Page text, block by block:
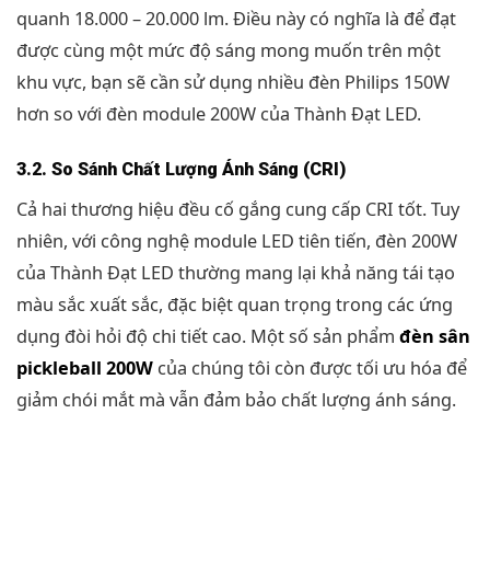
quanh 18.000 – 20.000 lm. Điều này có nghĩa là để đạt
được cùng một mức độ sáng mong muốn trên một
khu vực, bạn sẽ cần sử dụng nhiều đèn Philips 150W
hơn so với đèn module 200W của Thành Đạt LED.
3.2. So Sánh Chất Lượng Ánh Sáng (CRI)
Cả hai thương hiệu đều cố gắng cung cấp CRI tốt. Tuy
nhiên, với công nghệ module LED tiên tiến, đèn 200W
của Thành Đạt LED thường mang lại khả năng tái tạo
màu sắc xuất sắc, đặc biệt quan trọng trong các ứng
dụng đòi hỏi độ chi tiết cao. Một số sản phẩm đèn sân
pickleball 200W của chúng tôi còn được tối ưu hóa để
giảm chói mắt mà vẫn đảm bảo chất lượng ánh sáng.